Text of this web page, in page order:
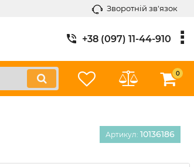
Зворотній зв'язок
+38 (097) 11-44-910
0
Артикул: 10136186